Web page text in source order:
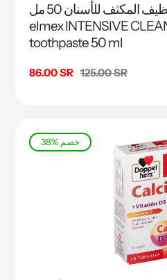
اليميكس معجون التنظيف المكثف للأسنان 50 مل -
elmex INTENSIVE
toothpaste 50 ml
سعر
86.00 SR السعر
125.00 SR
38% خصم